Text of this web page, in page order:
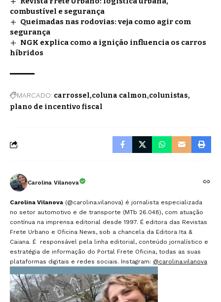
combustível e segurança
Queimadas nas rodovias: veja como agir com
segurança
NGK explica como a ignição influencia os carros
híbridos
MARCADO: carrossel coluna calmon colunistas
plano de incentivo fiscal
Carolina Vilanova
Carolina Vilanova (@carolina.vilanova) é jornalista especializada
no setor automotivo e de transporte (MTb 26.048), com atuação
contínua na imprensa editorial desde 1997. É editora das Revistas
Frete Urbano e Oficina News, sob a chancela da Editora Ita &
Caiana. É responsável pela linha editorial, conteúdo jornalístico e
estratégia de informação do Portal Frete Oficina, todas as suas
plataformas digitais e redes sociais. Instagram: @carolina.vilanova